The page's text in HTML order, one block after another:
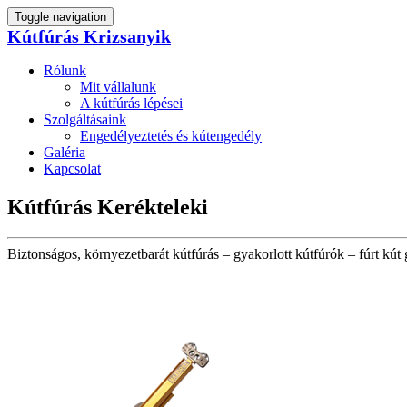
Toggle navigation
Kútfúrás Krizsanyik
Rólunk
Mit vállalunk
A kútfúrás lépései
Szolgáltásaink
Engedélyeztetés és kútengedély
Galéria
Kapcsolat
Kútfúrás Kerékteleki
Biztonságos, környezetbarát kútfúrás – gyakorlott kútfúrók – fúrt kút